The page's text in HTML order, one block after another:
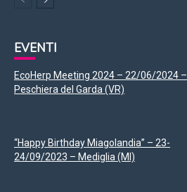
EVENTI
EcoHerp Meeting 2024 – 22/06/2024 –
Peschiera del Garda (VR)
“Happy Birthday Miagolandia” – 23-
24/09/2023 – Mediglia (MI)